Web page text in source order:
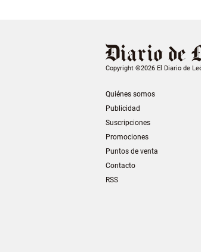
Copyright ©2026 El Diario de
Quiénes somos
Publicidad
Suscripciones
Promociones
Puntos de venta
Contacto
RSS